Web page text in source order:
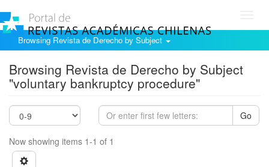
Browsing Revista de Derecho by Subject
Browsing Revista de Derecho by Subject
"voluntary bankruptcy procedure"
Go
Now showing items 1-1 of 1